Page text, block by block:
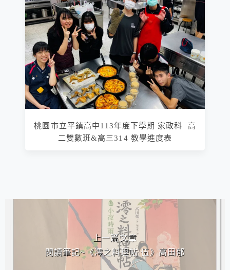
桃園市立平鎮高中113年度下學期 家政科 高
二雙數班&高三314 教學進度表
上一篇文章
閱讀筆記~《澪之料理帖 伍》高田郁